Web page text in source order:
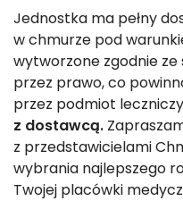
Jednostka ma pełny
w chmurze pod
wytworzone zgodnie
przez prawo, co
przez podmiot leczniczy
z dostawcą.
z przedstawicielami
wybrania najlepszego
Twojej placówki